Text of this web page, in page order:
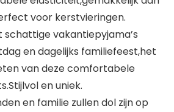
voor kerstvieringen.
schattige vakantiepyjama’s
en dagelijks familiefeest,het
van deze comfortabele
en uniek.
en familie zullen dol zijn op